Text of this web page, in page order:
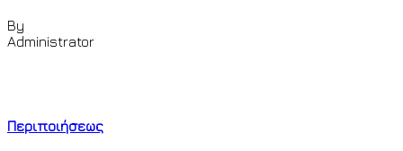
By
Administrator
Περιποιήσεως